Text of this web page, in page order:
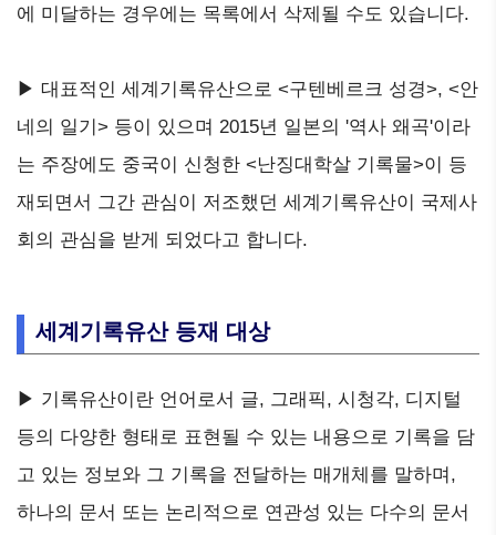
에 미달하는 경우에는 목록에서 삭제될 수도 있습니다.
▶ 대표적인 세계기록유산으로 <구텐베르크 성경>, <안
네의 일기> 등이 있으며 2015년 일본의 '역사 왜곡'이라
는 주장에도 중국이 신청한 <난징대학살 기록물>이 등
재되면서 그간 관심이 저조했던 세계기록유산이 국제사
회의 관심을 받게 되었다고 합니다.
세계기록유산 등재 대상
▶ 기록유산이란 언어로서 글, 그래픽, 시청각, 디지털
등의 다양한 형태로 표현될 수 있는 내용으로 기록을 담
고 있는 정보와 그 기록을 전달하는 매개체를 말하며,
하나의 문서 또는 논리적으로 연관성 있는 다수의 문서